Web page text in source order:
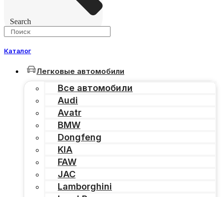
Search
Каталог
Легковые автомобили
Все автомобили
Audi
Avatr
BMW
Dongfeng
KIA
FAW
JAC
Lamborghini